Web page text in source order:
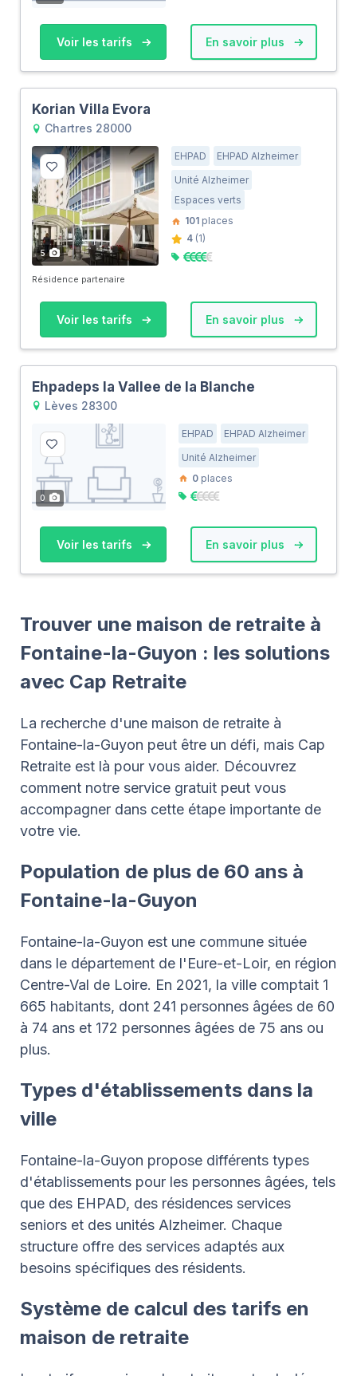
Voir les tarifs En savoir plus
Korian Villa Evora
Chartres 28000
5
EHPAD
EHPAD Alzheimer
Unité Alzheimer
Espaces verts
101 places
4 (1)
Résidence partenaire
Voir les tarifs En savoir plus
Ehpadeps la Vallee de la Blanche
Lèves 28300
0
EHPAD
EHPAD Alzheimer
Unité Alzheimer
0 places
Voir les tarifs En savoir plus
Trouver une maison de retraite à
Fontaine-la-Guyon : les solutions
avec Cap Retraite
La recherche d'une maison de retraite à
Fontaine-la-Guyon peut être un défi, mais Cap
Retraite est là pour vous aider. Découvrez
comment notre service gratuit peut vous
accompagner dans cette étape importante de
votre vie.
Population de plus de 60 ans à
Fontaine-la-Guyon
Fontaine-la-Guyon est une commune située
dans le département de l'Eure-et-Loir, en région
Centre-Val de Loire. En 2021, la ville comptait 1
665 habitants, dont 241 personnes âgées de 60
à 74 ans et 172 personnes âgées de 75 ans ou
plus.
Types d'établissements dans la
ville
Fontaine-la-Guyon propose différents types
d'établissements pour les personnes âgées, tels
que des EHPAD, des résidences services
seniors et des unités Alzheimer. Chaque
structure offre des services adaptés aux
besoins spécifiques des résidents.
Système de calcul des tarifs en
maison de retraite